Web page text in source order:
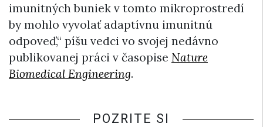
imunitných buniek v tomto mikroprostredí
by mohlo vyvolať adaptívnu imunitnú
odpoveď,“ píšu vedci vo svojej nedávno
publikovanej práci v časopise Nature
Biomedical Engineering.
POZRITE SI